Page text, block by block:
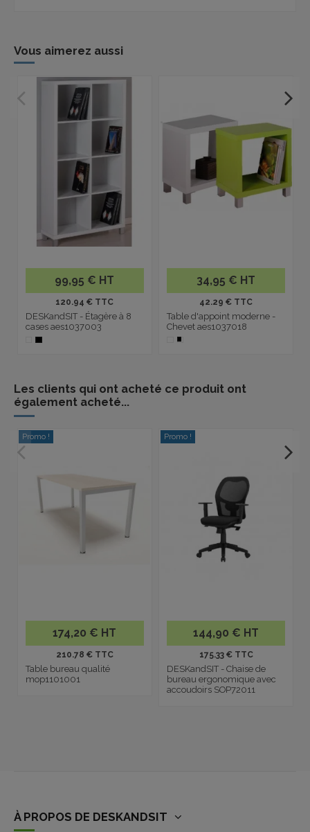
Vous aimerez aussi
99,95 € HT
120.94 € TTC
DESKandSIT - Étagère à 8
cases aes1037003
34,95 € HT
42.29 € TTC
Table d'appoint moderne -
Chevet aes1037018
Les clients qui ont acheté ce produit ont
également acheté...
Promo !
174,20 € HT
210.78 € TTC
Table bureau qualité
mop1101001
Promo !
144,90 € HT
175.33 € TTC
DESKandSIT - Chaise de
bureau ergonomique avec
accoudoirs SOP72011
À PROPOS DE DESKANDSIT